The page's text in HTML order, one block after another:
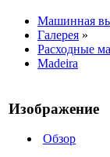
Машинная
Галерея »
Расходные
Madeira
Изображение
Обзор